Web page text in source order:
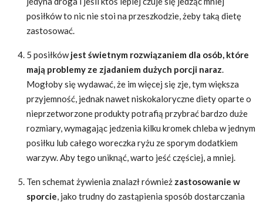
posiłków to nic nie stoi na przeszkodzie, żeby taką dietę
zastosować.
5 posiłkówjest świetnym rozwiązaniem dla osób, które
mają problemy ze zjadaniem dużych porcji naraz.
Mogłoby się wydawać, że im więcej się zje, tym większa
przyjemność, jednak nawet niskokaloryczne diety oparte o
nieprzetworzone produkty potrafią przybrać bardzo duże
rozmiary, wymagając jedzenia kilku kromek chleba w jednym
posiłku lub całego woreczka ryżu ze sporym dodatkiem
warzyw. Aby tego uniknąć, warto jeść częściej, a mniej.
Ten schemat żywienia znalazł również zastosowanie w
sporcie, jako trudny do zastąpienia sposób dostarczania